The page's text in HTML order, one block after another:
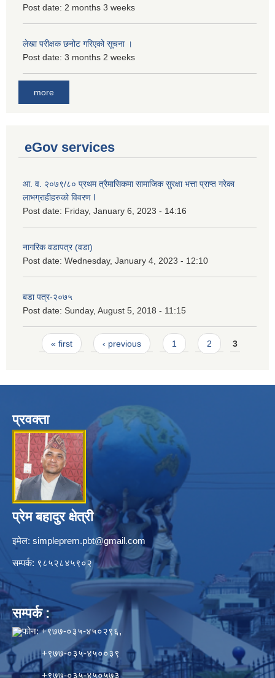
Post date: 2 months 3 weeks
लेखा परीक्षक छनोट गरिएको सूचना ।
Post date: 3 months 2 weeks
more
eGov services
आ. व. २०७९/८० प्रथम त्रैमासिकमा सामाजिक सुरक्षा भत्ता प्राप्त गरेका
लाभग्राहीहरुको विवरण l
Post date: Friday, January 6, 2023 - 14:16
नागरिक वडापत्र (वडा)
Post date: Wednesday, January 4, 2023 - 12:10
बडा पत्र-२०७५
Post date: Sunday, August 5, 2018 - 11:15
Pages
« first ‹ previous 1 2 3
प्रवक्ता
प्रेम बहादुर क्षेत्री
इमेल: simpleprem.pbt@gmail.com
सम्पर्क: ९८५२८४५९०२
सम्पर्क :
फोन: +९७७-०३५-४५०२९६,
+९७७-०३५-४५००३९
+९७७-०३५-४५०५७३